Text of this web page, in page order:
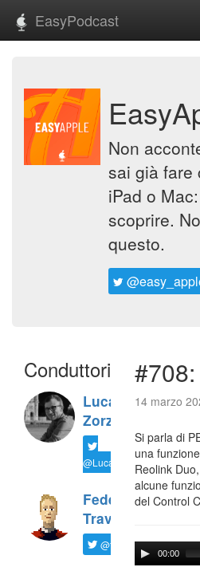
EasyPodcast
Non
sai già fare
iPad o
scoprire.
questo.
Conduttori
Luca
Zorzi
@LucaTNT
Federico
Travaini
@ftrava
14 marzo
Si parla di
una
Reolink
alcune
del Control
00:00